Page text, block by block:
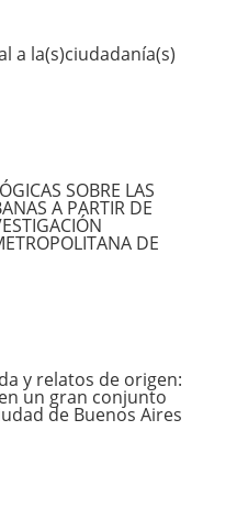
a la(s)ciudadanía(s)
SOBRE LAS
A PARTIR DE
DE
y relatos de origen:
un gran conjunto
de Buenos Aires